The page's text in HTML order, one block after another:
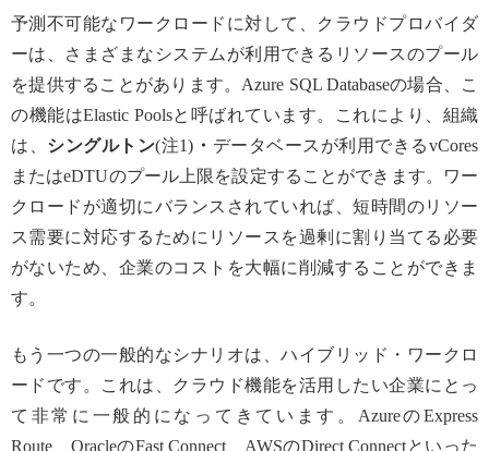
予測不可能なワークロードに対して、クラウドプロバイダ
ーは、さまざまなシステムが利用できるリソースのプール
を提供することがあります。Azure SQL Databaseの場合、こ
の機能はElastic Poolsと呼ばれています。これにより、組織
は、 シングルトン(注1) ・ データベースが利用できるvCores
またはeDTUのプール上限を設定することができます。ワー
クロードが適切にバランスされていれば、短時間のリソー
ス需要に対応するためにリソースを過剰に割り当てる必要
がないため、企業のコストを大幅に削減することができま
す。
もう一つの一般的なシナリオは、ハイブリッド・ワークロ
ードです。これは、クラウド機能を活用したい企業にとっ
て非常に一般的になってきています。AzureのExpress
Route、OracleのFast Connect、AWSのDirect Connectといった